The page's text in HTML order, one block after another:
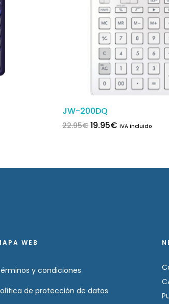
9.95€.
es: 8.95€.
JW-200DQ
22.95€ El precio original
19.95€ El precio
IVA incluido
WEB
y condiciones
de protección de datos